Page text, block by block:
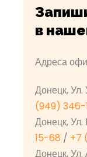
в
Адреса
Донецк, Ул.
(949) 346-
Донецк, Ул.
15-68 / +7
Донецк, Ул.